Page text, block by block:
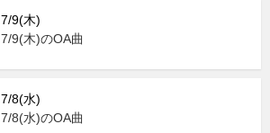
7/9(木)
7/9(木)のOA曲
7/8(水)
7/8(水)のOA曲